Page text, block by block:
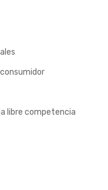
libre competencia